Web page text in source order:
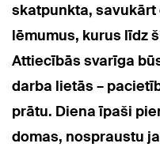
skatpunkta,
lēmumus, kurus līdz
Attiecībās svarīga
darba lietās –
prātu. Diena īpaši
domas, nospraustu